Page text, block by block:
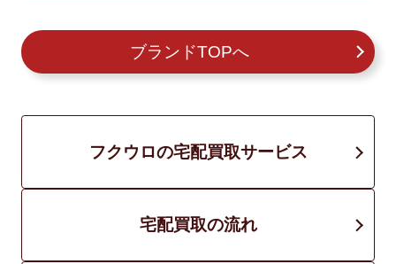
ブランドTOPへ
フクウロの宅配買取サービス
宅配買取の流れ